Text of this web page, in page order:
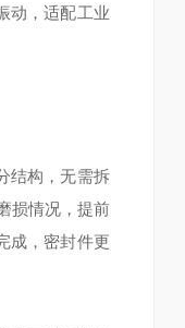
动，适配工业
结构，无需拆
损情况，提前
成，密封件更